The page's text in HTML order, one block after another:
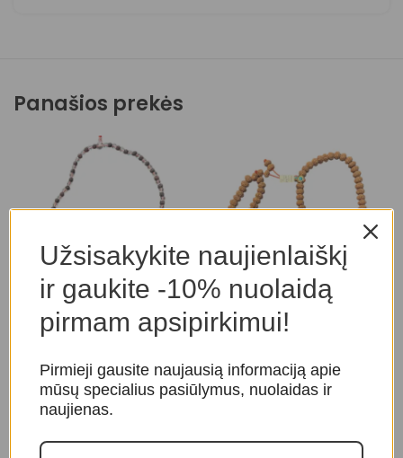
Panašios prekės
Rudrakšos sėklų mala su
kalnų krištolu.
Malos, Rudrakšos energija
108,00€
Rudrakšos sėklų mala (10
Malos, Rudrakšos energija
35,00€
Užsisakykite naujienlaiškį
ir gaukite -10% nuolaidą
pirmam apsipirkimui!
Pirmieji gausite naujausią informaciją apie
mūsų specialius pasiūlymus, nuolaidas ir
naujienas.